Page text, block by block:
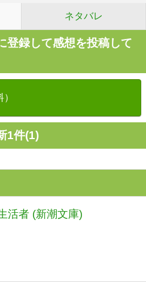
ネタバレ
登録して感想を投稿して
1件(1)
活者 (新潮文庫)